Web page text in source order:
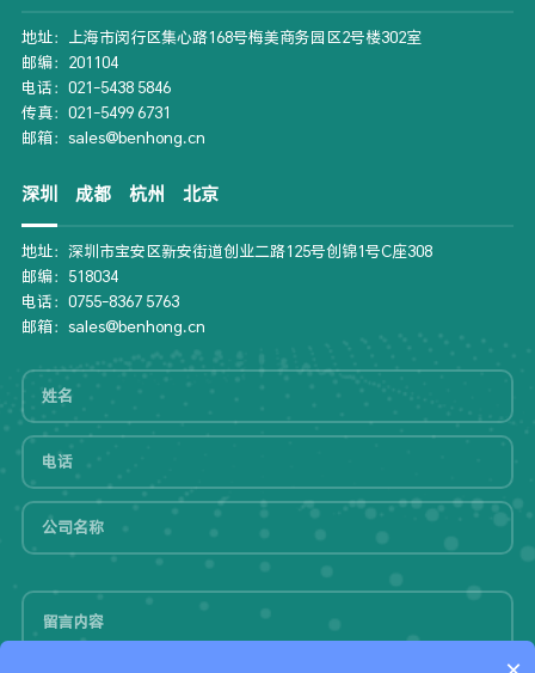
地址：上海市闵行区集心路168号梅美商务园区2号楼302室
邮编：201104
电话：021-5438 5846
传真：021-5499 6731
邮箱：sales@benhong.cn
深圳 成都 杭州 北京
地址：深圳市宝安区新安街道创业二路125号创锦1号C座308
邮编：518034
电话：0755-8367 5763
邮箱：sales@benhong.cn